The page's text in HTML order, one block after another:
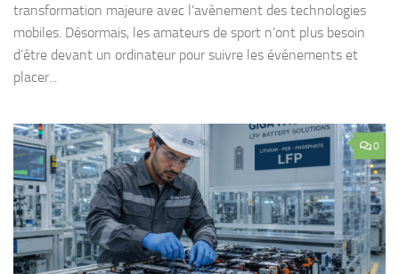
transformation majeure avec l’avènement des technologies
mobiles. Désormais, les amateurs de sport n’ont plus besoin
d’être devant un ordinateur pour suivre les événements et
placer...
0